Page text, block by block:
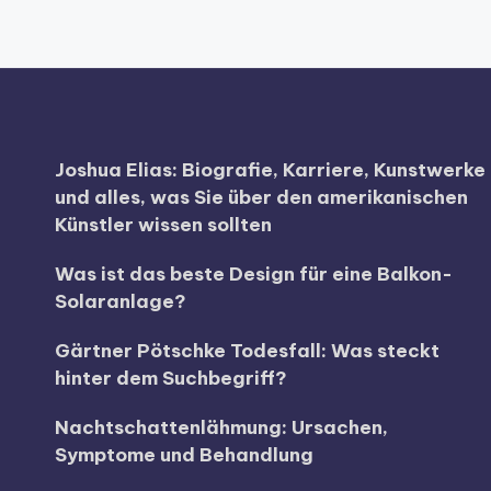
Joshua Elias: Biografie, Karriere, Kunstwerke
und alles, was Sie über den amerikanischen
Künstler wissen sollten
Was ist das beste Design für eine Balkon-
Solaranlage?
Gärtner Pötschke Todesfall: Was steckt
hinter dem Suchbegriff?
Nachtschattenlähmung: Ursachen,
Symptome und Behandlung